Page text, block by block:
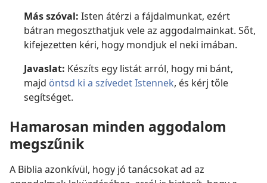
Más szóval: Isten átérzi a fájdalmunkat, ezért
bátran megoszthatjuk vele az aggodalmainkat. Sőt,
kifejezetten kéri, hogy mondjuk el neki imában.
Javaslat: Készíts egy listát arról, hogy mi bánt,
majd öntsd ki a szívedet Istennek, és kérj tőle
segítséget.
Hamarosan minden aggodalom
megszűnik
A Biblia azonkívül, hogy jó tanácsokat ad az